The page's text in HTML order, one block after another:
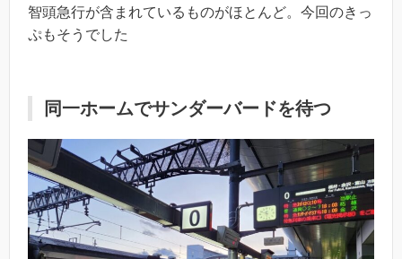
智頭急行が含まれているものがほとんど。今回のきっ
ぷもそうでした
同一ホームでサンダーバードを待つ